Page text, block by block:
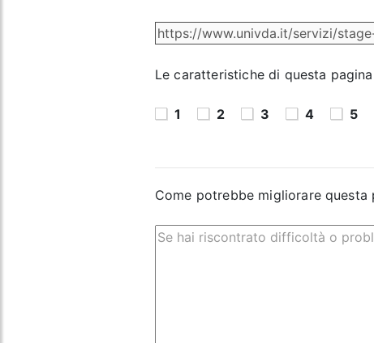
Le caratteristiche di questa
1 2 3 4 5
Come potrebbe migliorare questa